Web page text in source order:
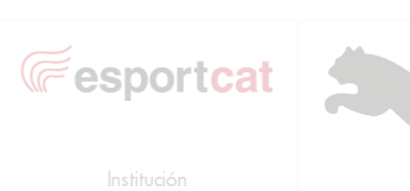
Institución